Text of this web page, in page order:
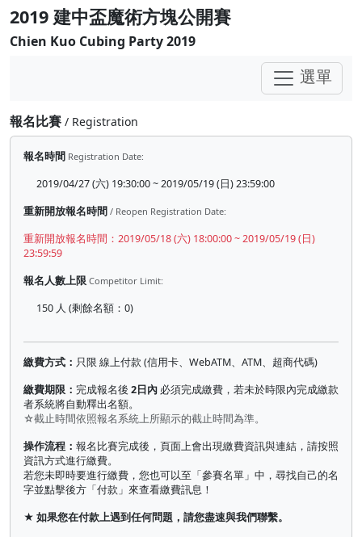
2019 建中盃魔術方塊公開賽
Chien Kuo Cubing Party 2019
選單
報名比賽 / Registration
報名時間 Registration Date:
2019/04/27 (六) 19:30:00 ~ 2019/05/19 (日) 23:59:00
重新開放報名時間 / Reopen Registration Date:
重新開放報名時間：2019/05/18 (六) 18:00:00 ~ 2019/05/19 (日)
23:59:59
報名人數上限 Competitor Limit:
150 人 (剩餘名額：0)
繳費方式： 只限 線上付款 (信用卡、WebATM、ATM、超商代碼)
繳費期限： 完成報名後 2日內 必須完成繳費，若未於時限內完成繳款
者系統將自動釋出名額。
☆截止時間依照報名系統上所顯示的截止時間為準。
操作流程： 報名比賽完成後，頁面上會出現繳費資訊與連結，請按照
資訊方式進行繳費。
若您未即時要進行繳費，您也可以至「參賽名單」中，尋找自己的名
字並點擊後方「付款」來查看繳費訊息！
★ 如果您在付款上遇到任何問題，請您盡速與我們聯繫。